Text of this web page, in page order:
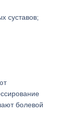
суставов;
болевой